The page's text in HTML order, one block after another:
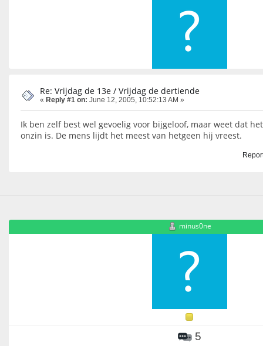
Re: Vrijdag de 13e / Vrijdag de dertiende
« Reply #1 on: June 12, 2005, 10:52:13 AM »
Ik ben zelf best wel gevoelig voor bijgeloof, maar weet dat
onzin is. De mens lijdt het meest van hetgeen hij vreest.
minus0ne
5